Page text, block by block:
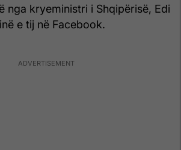
nga kryeministri i Shqipërisë, Edi
e tij në Facebook.